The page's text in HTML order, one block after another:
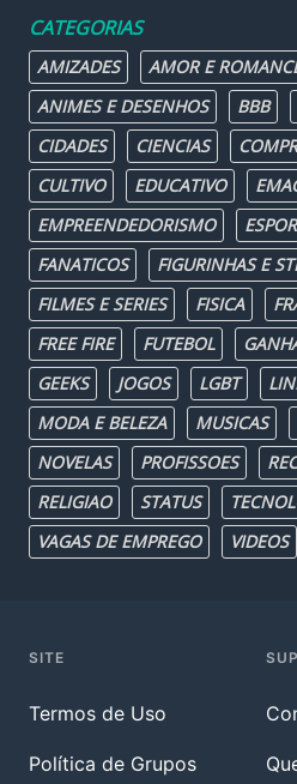
CATEGORIAS
AMIZADES
AMOR E
ANIMES E DESENHOS
BBB
CIDADES
CIENCIAS
CULTIVO
EDUCATIVO
EMPREENDEDORISMO
FANATICOS
FIGURINHAS E
FILMES E SERIES
FISICA
FREE FIRE
FUTEBOL
GEEKS
JOGOS LGBT
MODA E BELEZA
MUSICAS
NOVELAS
PROFISSOES
RELIGIAO
STATUS
VAGAS DE EMPREGO
VIDEOS
SITE
Termos de Uso
Política de Grupos